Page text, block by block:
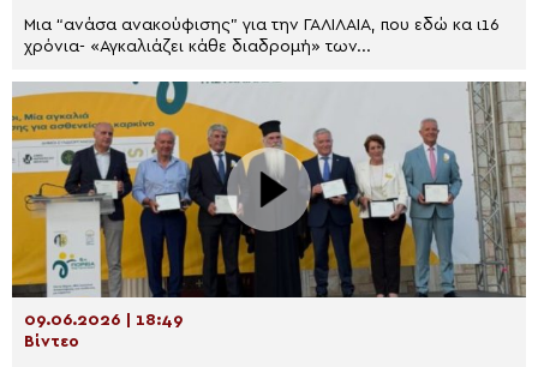
Μια “ανάσα ανακούφισης” για την ΓΑΛΙΛΑΙΑ, που εδώ κα ι16
χρόνια- «Αγκαλιάζει κάθε διαδρομή» των...
09.06.2026 | 18:49
Βίντεο